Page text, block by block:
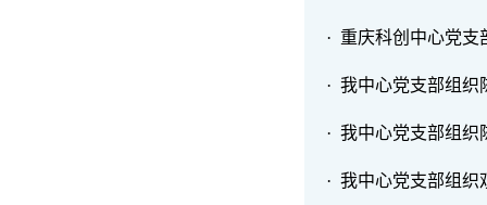
· 重庆科创中心党支
· 我中心党支部组织
· 我中心党支部组织
· 我中心党支部组织